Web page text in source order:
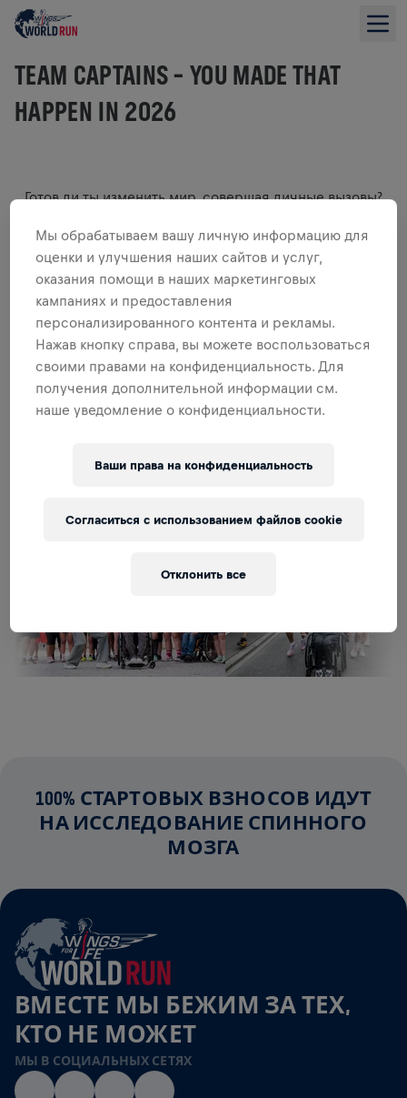
TEAM CAPTAINS – YOU MADE THAT
HAPPEN IN 2026
Готов ли ты изменить мир, совершая личные вызовы?
этом уникальном глобальном забеге, который
поддерживает исследования спинного мозга.
Каждый шаг, который ты делаешь, приближает нас к
поиску лекарства от травм спинного мозга. Побежим за
тех, кто не может, 9 мая 2027 года!
Регистрация откроется 5 ноября 2026 года в 11:00 по
всемирному времени. Мы сразу же сообщим тебе, как
только она станет доступной.
100% СТАРТОВЫХ ВЗНОСОВ ИДУТ
НА ИССЛЕДОВАНИЕ СПИННОГО
МОЗГА
ВМЕСТЕ МЫ БЕЖИМ ЗА ТЕХ,
КТО НЕ МОЖЕТ
МЫ В СОЦИАЛЬНЫХ СЕТЯХ
Мы обрабатываем вашу личную информацию для
оценки и улучшения наших сайтов и услуг,
оказания помощи в наших маркетинговых
кампаниях и предоставления
персонализированного контента и рекламы.
Нажав кнопку справа, вы можете воспользоваться
своими правами на конфиденциальность. Для
получения дополнительной информации см.
наше уведомление о конфиденциальности.
Ваши права на конфиденциальность
Отклонить все
Согласиться с использованием файлов cookie